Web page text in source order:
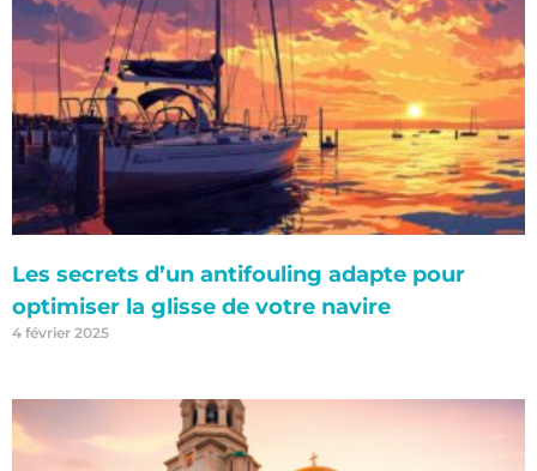
Les secrets d’un antifouling adapte pour
optimiser la glisse de votre navire
4 février 2025